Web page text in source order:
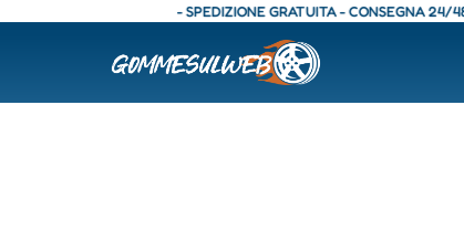
- SPEDIZIONE GRATUITA - CONSEGNA 24/